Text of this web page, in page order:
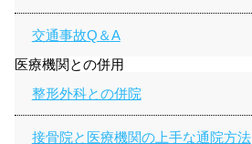
交通事故Q＆A
医療機関との併用
整形外科との併院
接骨院と医療機関の上手な通院方法